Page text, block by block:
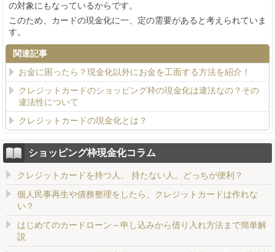
の対象にもなっているからです。
このため、カードの現金化に一、定の需要があると考えられていま
す。
関連記事
お金に困ったら？現金化以外にお金を工面する方法を紹介！
クレジットカードのショッピング枠の現金化は違法なの？その
違法性について
クレジットカードの現金化とは？
ショッピング枠現金化コラム
クレジットカードを持つ人、 持たない人。どっちが便利？
個人民事再生や債務整理をしたら、クレジットカードは作れな
い？
はじめてのカードローン～申し込みから借り入れ方法まで簡単解
説